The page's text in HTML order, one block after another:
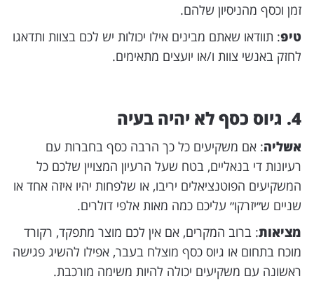
זמן וכסף מהניסיון שלהם.
טיפ: תוודאו שאתם מבינים אילו יכולות יש לכם בצוות ותדאגו
לחזק באנשי צוות ו/או יועצים מתאימים.
4. גיוס כסף לא יהיה בעיה
אשליה: אם משקיעים כל כך הרבה כסף בחברות עם
רעיונות די בנאליים, בטח שעל הרעיון המצויין שלכם כל
המשקיעים הפוטנציאלים יריבו, או שלפחות יהיו איזה אחד או
שניים ש״יזרקו״ עליכם כמה מאות אלפי דולרים.
מציאות: ברוב המקרים, אם אין לכם מוצר מתפקד, רקורד
מוכח בתחום או גיוס כסף מוצלח בעבר, אפילו להשיג פגישה
ראשונה עם משקיעים יכולה להיות משימה מורכבת.